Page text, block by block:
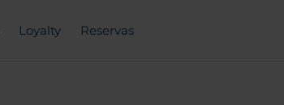
Loyalty Reservas